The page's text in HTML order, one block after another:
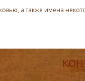
а также имена